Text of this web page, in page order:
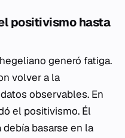
positivismo hasta
generó fatiga.
volver a la
observables. En
el positivismo. Él
basarse en la